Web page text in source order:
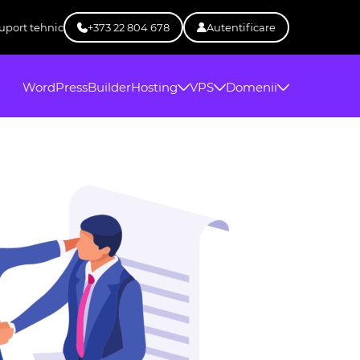
tehnic +373 22 804 678 Autentificare
WordPressBuilderHosting VPS Domenii